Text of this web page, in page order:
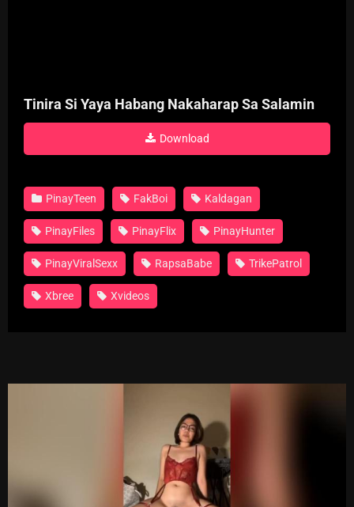
Tinira Si Yaya Habang Nakaharap Sa Salamin
Download
PinayTeen FakBoi Kaldagan
PinayFiles PinayFlix PinayHunter
PinayViralSexx RapsaBabe TrikePatrol
Xbree Xvideos